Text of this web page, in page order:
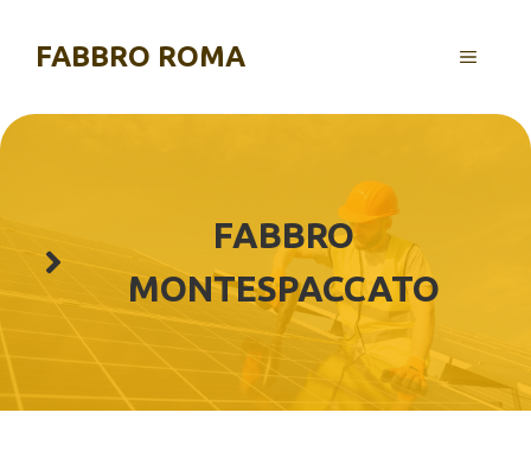
contenuto
FABBRO ROMA MENU
FABBRO
MONTESPACCATO